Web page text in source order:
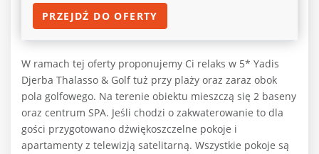
PRZEJDŹ DO OFERTY
W ramach tej oferty proponujemy Ci relaks w 5* Yadis
Djerba Thalasso & Golf tuż przy plaży oraz zaraz obok
pola golfowego. Na terenie obiektu mieszczą się 2 baseny
oraz centrum SPA. Jeśli chodzi o zakwaterowanie to dla
gości przygotowano dźwiękoszczelne pokoje i
apartamenty z telewizją satelitarną. Wszystkie pokoje są